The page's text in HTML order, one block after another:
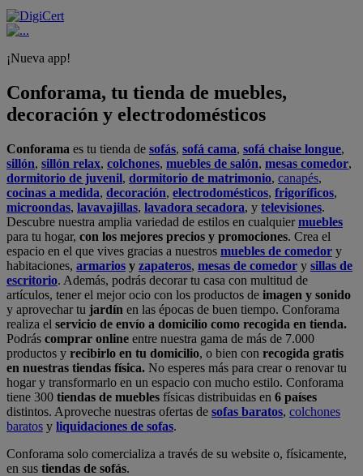
¡Nueva app!
Conforama, tu tienda de muebles,
decoración y electrodomésticos
Conforama es tu tienda de sofás, sofá cama, sofá chaise longue,
sillón, sillón relax, colchones, muebles de salón, mesas comedor,
dormitorio de juvenil, dormitorio de matrimonio, canapés,
cocinas a medida, decoración, electrodomésticos, frigoríficos,
microondas, lavavajillas, lavadora secadora, y televisiones.
Descubre nuestra amplia variedad de estilos en cualquiermuebles
para tu hogar, con los mejores precios y promociones. Crea el
espacio en el que vives gracias a nuestros muebles de comedor y
habitaciones, armarios y zapateros, mesas de comedor y sillas de
escritorio. Además, podrás decorar tu casa con multitud de
artículos, tener el mejor ocio con los productos de imagen y sonido
y aprovechar tu jardín en las épocas de buen tiempo. Conforama
realiza el servicio de envío a domicilio como recogida en tienda.
Podrás comprar online entre nuestra gama de más de 7.000
productos y recibirlo en tu domicilio, o bien con recogida gratis
en nuestras tiendas física. No esperes más para crear o renovar tu
hogar y transformarlo en un espacio con mucho estilo. Conforama
tiene 300 tiendas de muebles físicas distribuidas en 6 países
distintos. Aproveche nuestras ofertas de sofas baratos, colchones
baratos y liquidaciones de sofas.
Conforama solo comercializa a través de su website o, físicamente,
en sus tiendas de sofás.